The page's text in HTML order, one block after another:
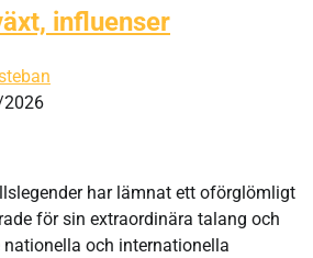
influenser
har lämnat ett oförglömligt
för sin extraordinära talang och
och internationella